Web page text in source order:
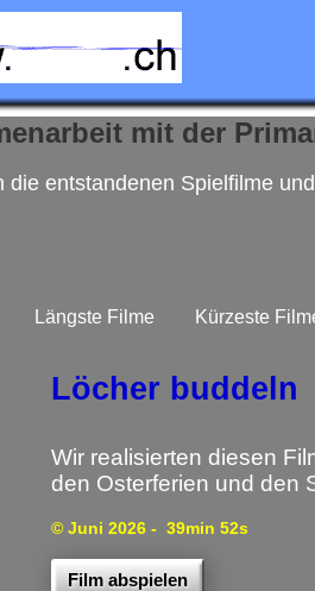
mit der
entstandenen Spielfilme
Längste Filme Kürzeste
Löcher buddeln
Wir realisierten diesen
den Osterferien und den
© Juni 2026 - 39min 52s
Film abspielen